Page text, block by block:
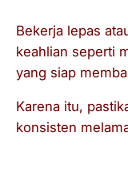
Bekerja lepas
keahlian seperti
yang siap
Karena itu,
konsisten